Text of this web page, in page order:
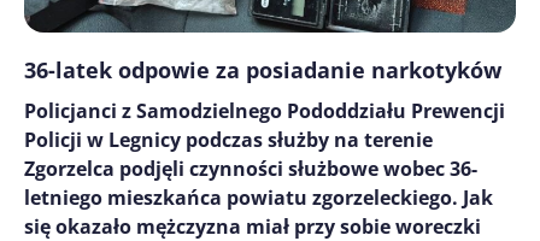
36-latek odpowie za posiadanie narkotyków
Policjanci z Samodzielnego Pododdziału Prewencji
Policji w Legnicy podczas służby na terenie
Zgorzelca podjęli czynności służbowe wobec 36-
letniego mieszkańca powiatu zgorzeleckiego. Jak
się okazało mężczyzna miał przy sobie woreczki